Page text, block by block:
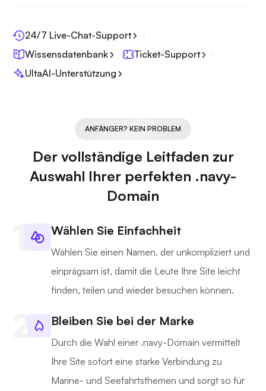
24/7 Live-Chat-Support
Wissensdatenbank
Ticket-Support
UltaAI-Unterstützung
ANFÄNGER? KEIN PROBLEM
Der vollständige Leitfaden zur
Auswahl Ihrer perfekten .navy-
Domain
Wählen Sie Einfachheit
Wählen Sie einen Namen, der unkompliziert und
einprägsam ist, damit die Leute Ihre Site leicht
finden, teilen und wieder besuchen können.
Bleiben Sie bei der Marke
Durch die Wahl einer .navy-Domain vermittelt
Ihre Site sofort eine starke Verbindung zu
Marine- und Seefahrtsthemen und sorgt so für